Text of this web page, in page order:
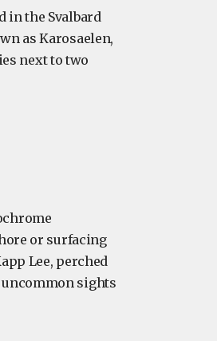
in the Svalbard
as Karosaelen,
next to two
or surfacing
Lee, perched
uncommon sights